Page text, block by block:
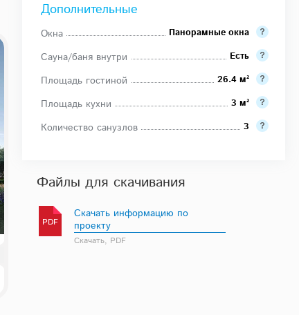
Дополнительные
Окна Панорамные окна
Сауна/баня внутри Есть
Площадь гостиной 26.4 м²
Площадь кухни 3 м²
Количество санузлов 3
Файлы для скачивания
PDF
Скачать информацию по
проекту
Скачать, PDF